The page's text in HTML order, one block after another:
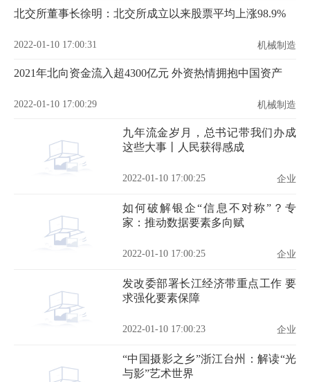
北交所董事长徐明：北交所成立以来股票平均上涨98.9%
2022-01-10 17:00:31 机械制造
2021年北向资金流入超4300亿元 外资热情拥抱中国资产
2022-01-10 17:00:29 机械制造
九年流金岁月，总书记带我们办成
这些大事丨人民获得感成
2022-01-10 17:00:25 企业
如何破解银企“信息不对称”？专
家：推动数据要素多向赋
2022-01-10 17:00:25 企业
发改委部署长江经济带重点工作 要
求强化要素保障
2022-01-10 17:00:23 企业
“中国摄影之乡”浙江台州：解读“光
与影”艺术世界